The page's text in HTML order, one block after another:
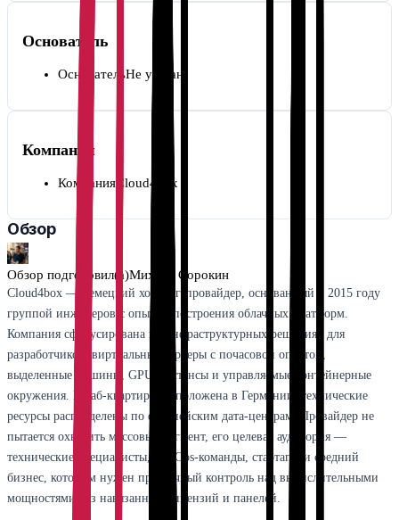
Основатель
ОсновательНе указан
Компания
Компания Cloud4box
Обзор
Обзор подготовил(а)Михаил Сорокин
Cloud4box — немецкий хостинг-провайдер, основанный в 2015 году
группой инженеров с опытом построения облачных платформ.
Компания сфокусирована на инфраструктурных решениях для
разработчиков: виртуальные серверы с почасовой оплатой,
выделенные машины, GPU-инстансы и управляемые контейнерные
окружения. Штаб-квартира расположена в Германии, технические
ресурсы распределены по европейским дата-центрам. Провайдер не
пытается охватить массовый сегмент, его целевая аудитория —
технические специалисты, DevOps-команды, стартапы и средний
бизнес, которым нужен прозрачный контроль над вычислительными
мощностями без навязанных лицензий и панелей.